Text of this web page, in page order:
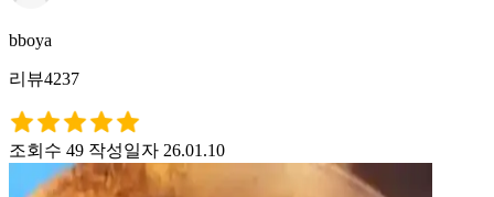
bboya
리뷰4237
조회수 49 작성일자 26.01.10